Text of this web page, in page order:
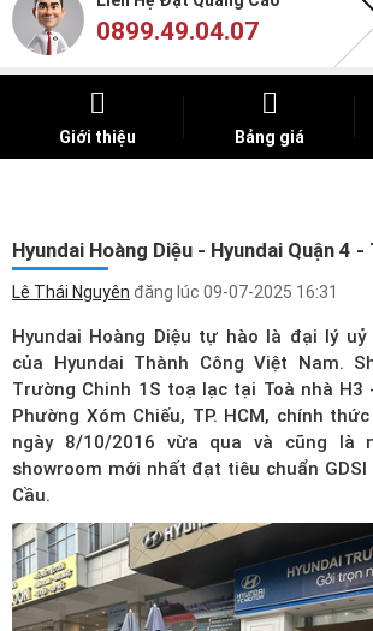
0899.49.04.07
Giới thiệu Bảng giá
Hyundai Hoàng Diệu - Hyundai Quận 4 -
Lê Thái Nguyên đăng lúc 09-07-2025 16:31
Hyundai Hoàng Diệu tự hào là đại lý
của Hyundai Thành Công Việt Nam.
Trường Chinh 1S toạ lạc tại Toà nhà H3
Phường Xóm Chiếu, TP. HCM, chính
ngày 8/10/2016 vừa qua và cũng là
showroom mới nhất đạt tiêu chuẩn GDSI
Cầu.